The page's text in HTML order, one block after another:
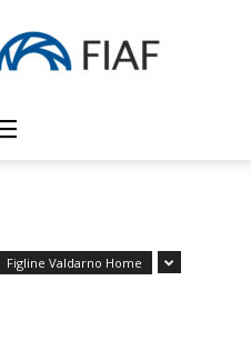
Gallerie
Figline Valdarno Home